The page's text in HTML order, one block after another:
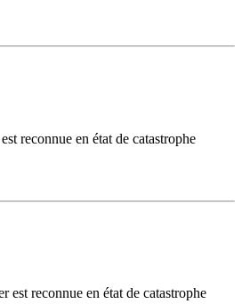
reconnue en état de catastrophe
reconnue en état de catastrophe